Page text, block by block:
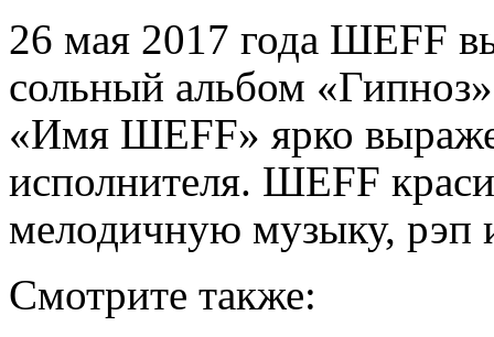
26 мая 2017 года ШЕFF
сольный альбом
«Имя ШЕFF» ярко
исполнителя. ШЕFF
мелодичную музыку, рэп
Смотрите также: